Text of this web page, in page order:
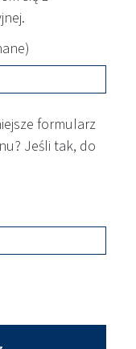
formularz
Jeśli tak, do